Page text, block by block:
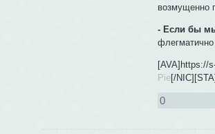
возмущенно
- Если бы
флегматично
[AVA]https://
Pie[/
0